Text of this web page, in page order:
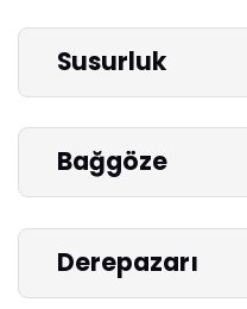
Susurluk
Bağgöze
Derepazarı